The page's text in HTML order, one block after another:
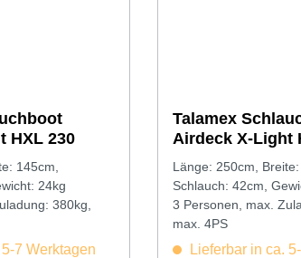
HXL 230
145cm,
24kg
380kg,
7 Werktagen
Talamex
Airdeck X-Light
Länge: 250cm, Breite:
Schlauch: 42cm,
3 Personen, max.
max. 4PS
Lieferbar in ca.